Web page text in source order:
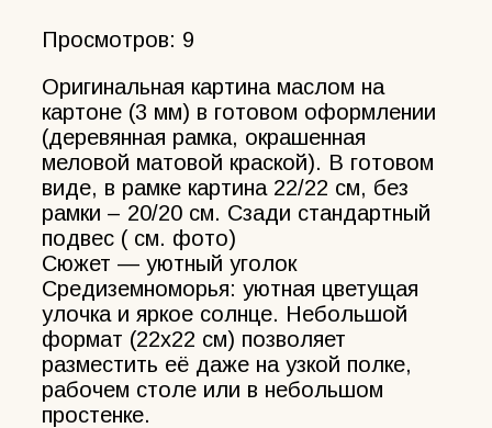
Просмотров: 9
Оригинальная картина маслом на
картоне (3 мм) в готовом оформлении
(деревянная рамка, окрашенная
меловой матовой краской). В готовом
виде, в рамке картина 22/22 см, без
рамки – 20/20 см. Сзади стандартный
подвес ( см. фото)
Сюжет — уютный уголок
Средиземноморья: уютная цветущая
улочка и яркое солнце. Небольшой
формат (22х22 см) позволяет
разместить её даже на узкой полке,
рабочем столе или в небольшом
простенке.